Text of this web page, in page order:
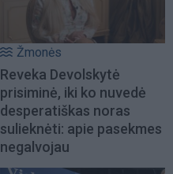
Žmonės
Reveka Devolskytė
prisiminė, iki ko nuvedė
desperatiškas noras
sulieknėti: apie pasekmes
negalvojau